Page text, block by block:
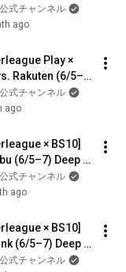
Highlights
式チャンネル
ago
Play ×
Rakuten (6/5–6)
Highlights
式チャンネル
ago
× BS10]
(6/5–7) Deep
式チャンネル
ago
× BS10]
(6/5–7) Deep
式チャンネル